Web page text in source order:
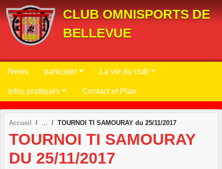
CLUB OMNISPORTS DE
BELLEVUE
News participer La vie du club
infos pratiques Contact et Plan
Accueil TOURNOI TI SAMOURAY du 25/11/2017
TOURNOI TI SAMOURAY
DU 25/11/2017
Panneau de gestion des cookies